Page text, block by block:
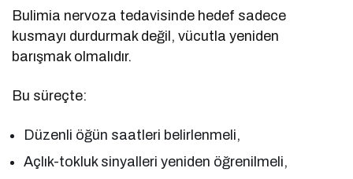
Bulimia nervoza tedavisinde hedef sadece
kusmayı durdurmak değil, vücutla yeniden
barışmak olmalıdır.
Bu süreçte:
Düzenli öğün saatleri belirlenmeli,
Açlık-tokluk sinyalleri yeniden öğrenilmeli,